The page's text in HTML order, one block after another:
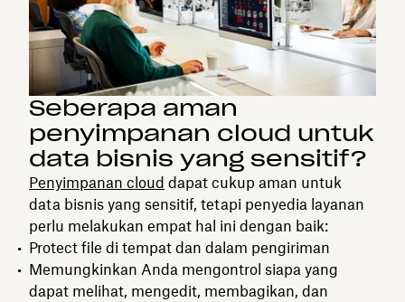
Seberapa aman
penyimpanan cloud untuk
data bisnis yang sensitif?
Penyimpanan cloud dapat cukup aman untuk
data bisnis yang sensitif, tetapi penyedia layanan
perlu melakukan empat hal ini dengan baik:
Protect file di tempat dan dalam pengiriman
Memungkinkan Anda mengontrol siapa yang
dapat melihat, mengedit, membagikan, dan